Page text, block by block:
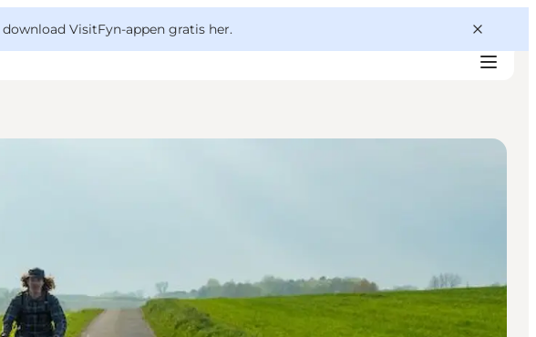
download VisitFyn-appen gratis her.